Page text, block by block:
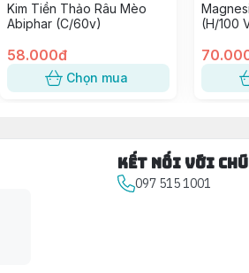
Kim Tiền Thảo Râu Mèo
Abiphar (C/60v)
58.000đ
Chọn mua
(H/100
Kết nối với
097 515 1001